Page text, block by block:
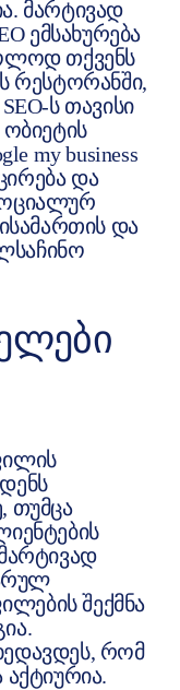
მარტივად
ემსახურება
თქვენს
რესტორანში,
ს თავისი
my business
და
და
თუმცა
შექმნა
რომ
აქტიურია.